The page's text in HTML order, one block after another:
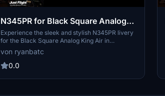
N345PR for Black Square Analog
King Air
Experience the sleek and stylish N345PR livery
for the Black Square Analog King Air in
Microsoft Flight Simulator. This add-on features
high-quality textures by Byron B. Smith
Tunatrimmings, adding a touch of class to your
Community Folder and enjoy the new look
von ryanbatc
0.0